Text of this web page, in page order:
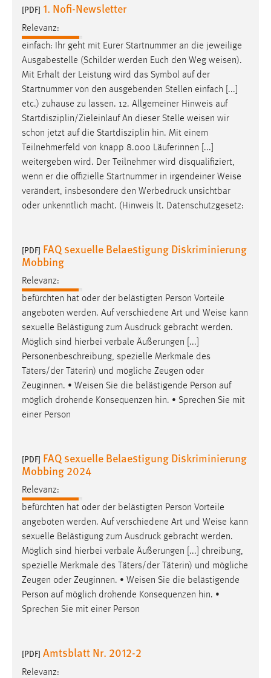
[PDF] 1. Nofi-Newsletter
Relevanz:
einfach: Ihr geht mit Eurer Startnummer an die jeweilige
Ausgabestelle (Schilder werden Euch den Weg weisen).
Mit Erhalt der Leistung wird das Symbol auf der
Startnummer von den ausgebenden Stellen einfach [...]
etc.) zuhause zu lassen. 12. Allgemeiner Hinweis auf
Startdisziplin/Zieleinlauf An dieser Stelle weisen wir
schon jetzt auf die Startdisziplin hin. Mit einem
Teilnehmerfeld von knapp 8.000 Läuferinnen [...]
weitergeben wird. Der Teilnehmer wird disqualifiziert,
wenn er die offizielle Startnummer in irgendeiner Weise
verändert, insbesondere den Werbedruck unsichtbar
oder unkenntlich macht. (Hinweis lt. Datenschutzgesetz:
[PDF] FAQ sexuelle Belaestigung Diskriminierung
Mobbing
Relevanz:
befürchten hat oder der belästigten Person Vorteile
angeboten werden. Auf verschiedene Art und Weise kann
sexuelle Belästigung zum Ausdruck gebracht werden.
Möglich sind hierbei verbale Äußerungen [...]
Personenbeschreibung, spezielle Merkmale des
Täters/der Täterin) und mögliche Zeugen oder
Zeuginnen. • Weisen Sie die belästigende Person auf
möglich drohende Konsequenzen hin. • Sprechen Sie mit
einer Person
[PDF] FAQ sexuelle Belaestigung Diskriminierung
Mobbing 2024
Relevanz:
befürchten hat oder der belästigten Person Vorteile
angeboten werden. Auf verschiedene Art und Weise kann
sexuelle Belästigung zum Ausdruck gebracht werden.
Möglich sind hierbei verbale Äußerungen [...] chreibung,
spezielle Merkmale des Täters/der Täterin) und mögliche
Zeugen oder Zeuginnen. • Weisen Sie die belästigende
Person auf möglich drohende Konsequenzen hin. •
Sprechen Sie mit einer Person
[PDF] Amtsblatt Nr. 2012-2
Relevanz:
Cookie Laufzeit:
MibewSessionID, mibew-chat-frame-style-
5e9dbeb1811c0446 = Sitzungslaufzeit, mibew_locale = 3
Jahre, MIBEW_UserID = 1 Jahr
Login
Name:
fe_user, be_user, be_lastLoginProvider
Zweck:
Dieser Cookie ist notwendig um sich an der Website
einloggen zu können.
Cookie Laufzeit:
24 Stunden
STATISTIK
Diese Informationen helfen uns zu verstehen, wie
unsere Besucher unsere Website nutzen.
Matomo
Name:
_pk_ref, _pk_cvar, _pk_id, _pk_ses
Zweck:
Zugriffsstatistik
MARKETING
Marketing Cookies werden von Drittanbietern
verwendet, um personalisierte Werbung anzuzeigen.
Sie tun dies, indem sie Besucher über Websites
hinweg verfolgen.
Google Ads
Name:
Google Ireland Limited